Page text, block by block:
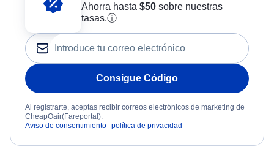
Ahorra hasta $50sobre nuestras
tasas.ⓘ
Consigue Código
Al registrarte, aceptas recibir correos electrónicos de marketing de
CheapOair(Fareportal).
Aviso de consentimiento política de privacidad